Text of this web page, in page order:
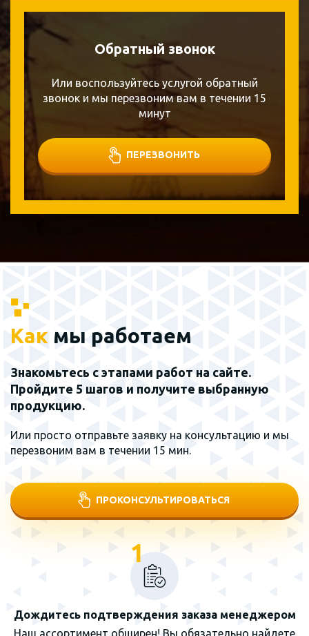
Обратный звонок
Или воспользуйтесь услугой обратный
звонок и мы перезвоним вам в течении 15
минут
ПЕРЕЗВОНИТЬ
Как мы работаем
Знакомьтесь с этапами работ на сайте.
Пройдите 5 шагов и получите выбранную
продукцию.
Или просто отправьте заявку на консультацию и мы
перезвоним вам в течении 15 мин.
ПРОКОНСУЛЬТИРОВАТЬСЯ
1
Дождитесь подтверждения заказа менеджером
Наш ассортимент обширен! Вы обязательно найдете